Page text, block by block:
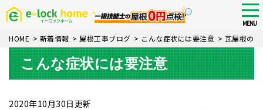
Skip
content
MENU
HOME > 新着情報 > 屋根工事ブログ > こんな症状には要注意 > 瓦屋根の
こんな症状には要注意
2020年10月30日更新